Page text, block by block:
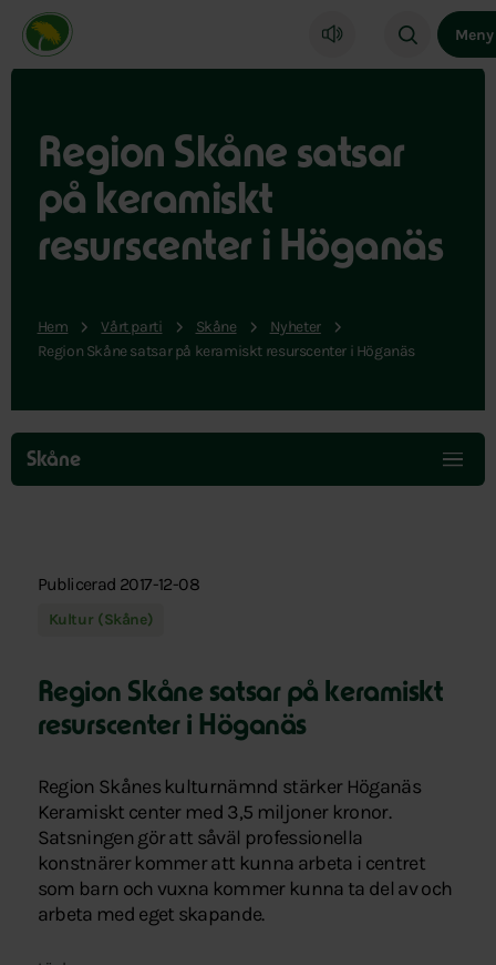
Miljöpartiet de gröna, startsida
Meny
Region Skåne satsar
på keramiskt
resurscenter i Höganäs
Hem Vårt parti Skåne
Nyheter
Region Skåne satsar på keramiskt resurscenter i Höganäs
Hoppa
över
menyn
Skåne
Publicerad 2017-12-08
Kultur (Skåne)
Region Skåne satsar på keramiskt
resurscenter i Höganäs
Region Skånes kulturnämnd stärker Höganäs
Keramiskt center med 3,5 miljoner kronor.
Satsningen gör att såväl professionella
konstnärer kommer att kunna arbeta i centret
som barn och vuxna kommer kunna ta del av och
arbeta med eget skapande.